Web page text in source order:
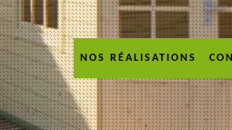
NOS RÉALISATIONS